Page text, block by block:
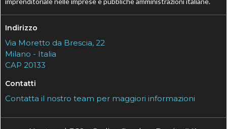
Indirizzo
Via Moretto da Brescia, 22
Milano - Italia
CAP 20133
Contatti
Contatta il nostro team per maggiori informazioni